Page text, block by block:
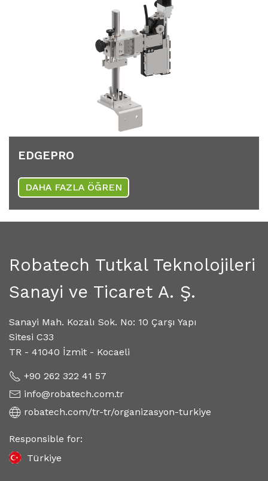
EDGEPRO
DAHA FAZLA ÖĞREN
Robatech Tutkal Teknolojileri
Sanayi ve Ticaret A. Ş.
Sanayi Mah. Kozalı Sok. No: 10 Çarşı Yapı
Sitesi C33
TR - 41040 İzmit - Kocaeli
+90 262 322 41 57
info@robatech.com.tr
robatech.com/tr-tr/organizasyon-turkiye
Responsible for:
Türkiye